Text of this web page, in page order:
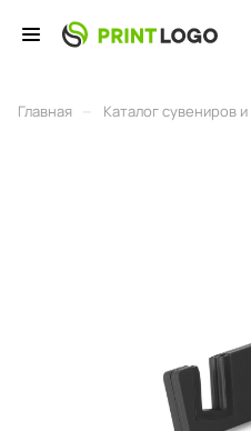
Главная Каталог сувениров